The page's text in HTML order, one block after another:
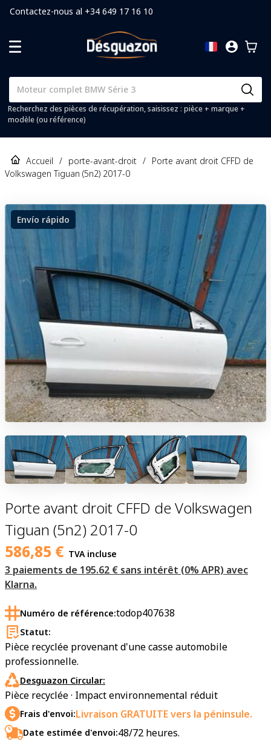
Contactez-nous al +34 649 17 16 10
Recherchez des pièces de récupération, saisissez : pièce + marque +
modèle (ou référence)
Accueil / porte-avant-droit / Porte avant droit CFFD de
Volkswagen Tiguan (5n2) 2017-0
Envío rápido
Porte avant droit CFFD de Volkswagen
Tiguan (5n2) 2017-0
586,85 € TVA incluse
3 paiements de 195.62 € sans intérêt (0% APR) avec
Klarna.
Numéro de référence:todop407638
Statut:
Pièce recyclée provenant d'une casse automobile
professionnelle.
Desguazon Circular:
Pièce recyclée · Impact environnemental réduit
Frais d'envoi:Livraison GRATUITE vers la péninsule.
Date estimée d'envoi:48/72 heures.